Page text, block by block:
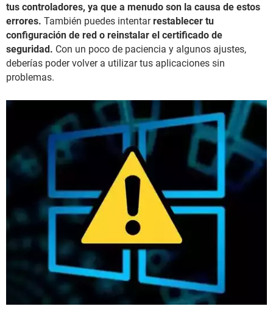
tus controladores, ya que a menudo son la causa de estos
errores. También puedes intentarrestablecer tu
configuración de red o reinstalar el certificado de
seguridad. Con un poco de paciencia y algunos ajustes,
deberías poder volver a utilizar tus aplicaciones sin
problemas.